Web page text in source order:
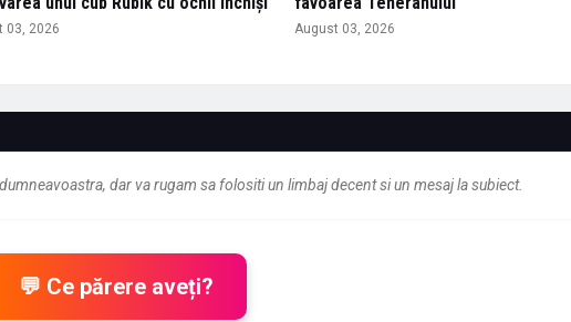
03, 2026 August 03, 2026
dar va rugam sa folositi un limbaj decent si un mesaj la subiect.
💬 Ce părere aveți?